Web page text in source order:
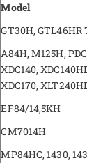
Model
GT30H,
A84H, M125H,
XDC140,
XDC170,
EF84/14,5KH
CM7014H
MP84HC, 1430,